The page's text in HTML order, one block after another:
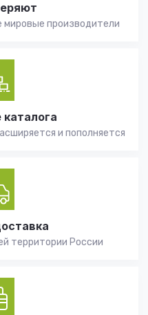
производители
и пополняется
территории России